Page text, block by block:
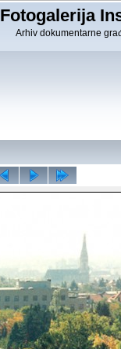
Fotogalerija
Arhiv dokumentarne